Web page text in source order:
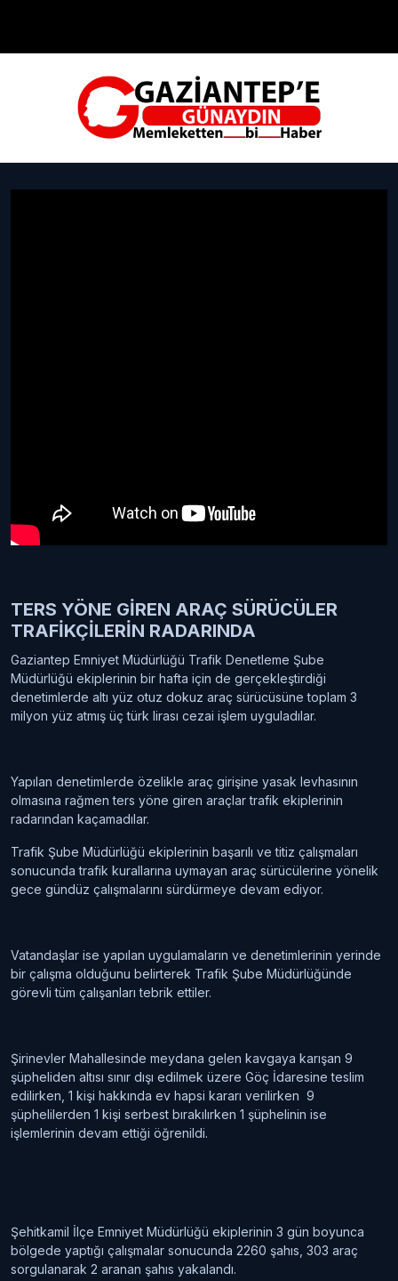
Teknoloji
TERS YÖNE GİREN ARAÇ SÜRÜCÜLER
TRAFİKÇİLERİN RADARINDA
Gaziantep Emniyet Müdürlüğü Trafik Denetleme Şube
Müdürlüğü ekiplerinin bir hafta için de gerçekleştirdiği
denetimlerde altı yüz otuz dokuz araç sürücüsüne toplam 3
milyon yüz atmış üç türk lirası cezai işlem uyguladılar.
Yapılan denetimlerde özelikle araç girişine yasak levhasının
olmasına rağmen ters yöne giren araçlar trafik ekiplerinin
radarından kaçamadılar.
Trafik Şube Müdürlüğü ekiplerinin başarılı ve titiz çalışmaları
sonucunda trafik kurallarına uymayan araç sürücülerine yönelik
gece gündüz çalışmalarını sürdürmeye devam ediyor.
Vatandaşlar ise yapılan uygulamaların ve denetimlerinin yerinde
bir çalışma olduğunu belirterek Trafik Şube Müdürlüğünde
görevli tüm çalışanları tebrik ettiler.
Şirinevler Mahallesinde meydana gelen kavgaya karışan 9
şüpheliden altısı sınır dışı edilmek üzere Göç İdaresine teslim
edilirken, 1 kişi hakkında ev hapsi kararı verilirken 9
şüphelilerden 1 kişi serbest bırakılırken 1 şüphelinin ise
işlemlerinin devam ettiği öğrenildi.
Şehitkamil İlçe Emniyet Müdürlüğü ekiplerinin 3 gün boyunca
bölgede yaptığı çalışmalar sonucunda 2260 şahıs, 303 araç
sorgulanarak 2 aranan şahıs yakalandı.